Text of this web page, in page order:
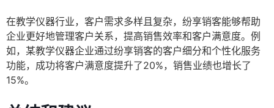
在教学仪器行业，客户需求多样且复杂，纷享销客能够帮助
企业更好地管理客户关系，提高销售效率和客户满意度。例
如，某教学仪器企业通过纷享销客的客户细分和个性化服务
功能，成功将客户满意度提升了20%，销售业绩也增长了
15%。